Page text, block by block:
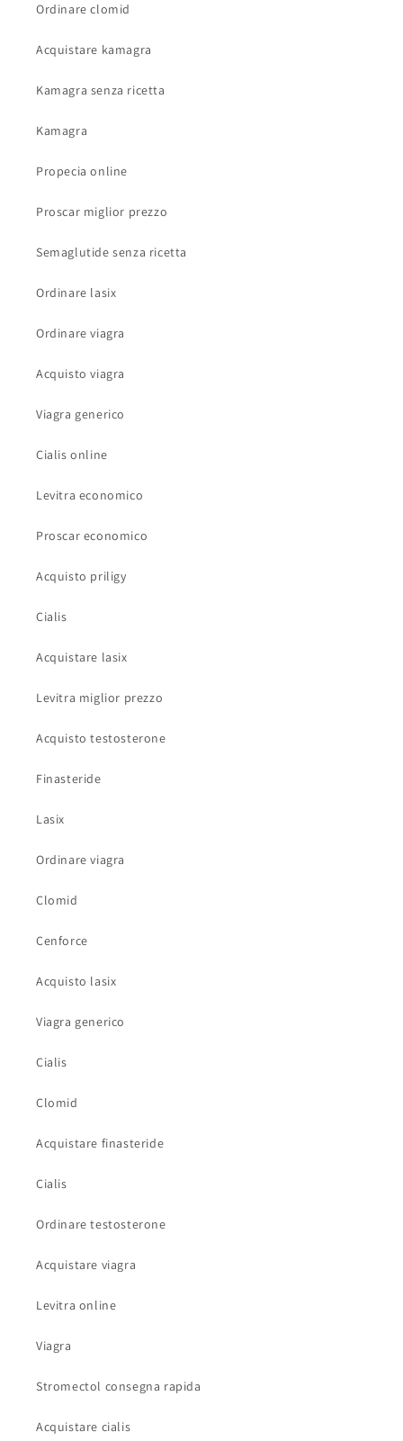
Ordinare clomid
Acquistare kamagra
Kamagra senza ricetta
Kamagra
Propecia online
Proscar miglior prezzo
Semaglutide senza ricetta
Ordinare lasix
Ordinare viagra
Acquisto viagra
Viagra generico
Cialis online
Levitra economico
Proscar economico
Acquisto priligy
Cialis
Acquistare lasix
Levitra miglior prezzo
Acquisto testosterone
Finasteride
Lasix
Ordinare viagra
Clomid
Cenforce
Acquisto lasix
Viagra generico
Cialis
Clomid
Acquistare finasteride
Cialis
Ordinare testosterone
Acquistare viagra
Levitra online
Viagra
Stromectol consegna rapida
Acquistare cialis